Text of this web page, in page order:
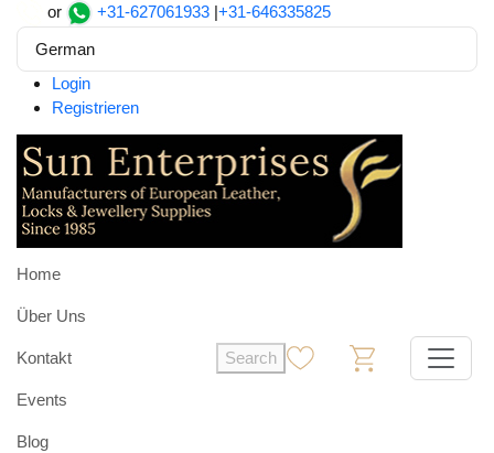
or +31-627061933 |+31-646335825
German
Login
Registrieren
Home
Über Uns
Kontakt
Events
Blog
Search